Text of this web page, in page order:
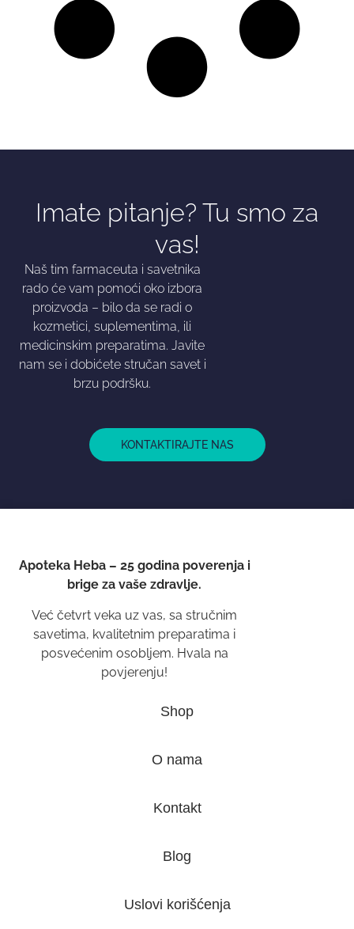
Imate pitanje? Tu smo za
vas!
Naš tim farmaceuta i savetnika
rado će vam pomoći oko izbora
proizvoda – bilo da se radi o
kozmetici, suplementima, ili
medicinskim preparatima. Javite
nam se i dobićete stručan savet i
brzu podršku.
KONTAKTIRAJTE NAS
Apoteka Heba – 25 godina poverenja i
brige za vaše zdravlje.
Već četvrt veka uz vas, sa stručnim
savetima, kvalitetnim preparatima i
posvećenim osobljem. Hvala na
povjerenju!
Shop
O nama
Kontakt
Blog
Uslovi korišćenja